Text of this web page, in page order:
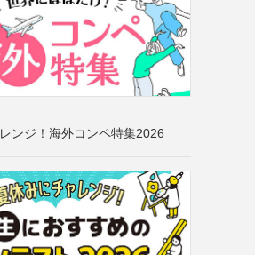
ンジ！海外コンペ特集2026